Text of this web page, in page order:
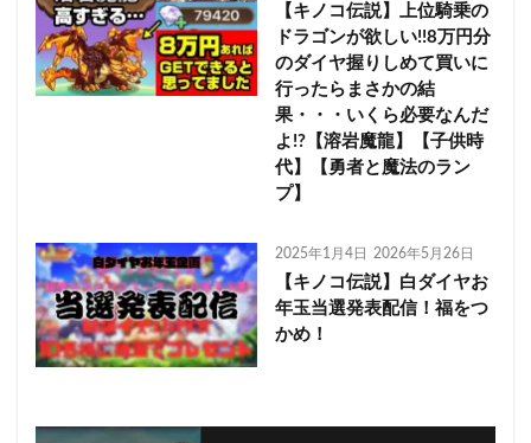
【キノコ伝説】上位騎乗の
ドラゴンが欲しい!!8万円分
のダイヤ握りしめて買いに
行ったらまさかの結
果・・・いくら必要なんだ
よ!?【溶岩魔龍】【子供時
代】【勇者と魔法のラン
プ】
2025年1月4日 2026年5月26日
【キノコ伝説】白ダイヤお
年玉当選発表配信！福をつ
かめ！